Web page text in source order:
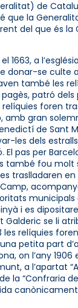
de
que la
del que és la
1663, a
donar-se culte
també les
patró dels
foren
amb gran
de Sant
les dels
El pas per
també fou molt
traslladaren
municipals
i es
Galderic se li
les relíquies
petita part
on l’any 1906
a l’apartat
la “Confraria